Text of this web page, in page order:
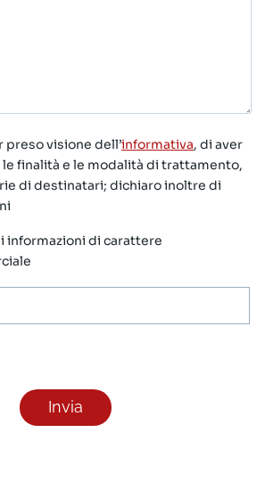
preso visione dell’informativa, di aver
finalità e le modalità di trattamento,
di destinatari; dichiaro inoltre di
informazioni di carattere